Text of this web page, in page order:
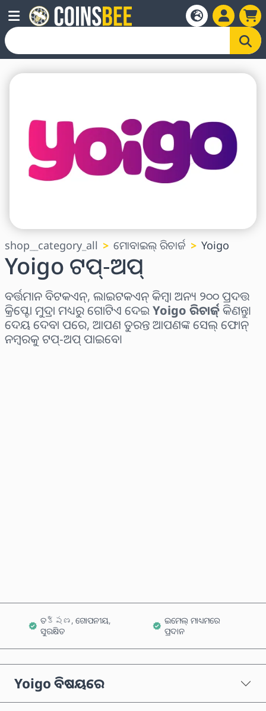
shop__category_all ମୋବାଇଲ୍ ରିଚାର୍ଜ Yoigo
Yoigo ଟପ୍-ଅପ୍
ବର୍ତ୍ତମାନ ବିଟକଏନ୍, ଲାଇଟକଏନ୍ କିମ୍ବା ଅନ୍ୟ ୨୦୦ ପ୍ରଦତ୍ତ
କ୍ରିପ୍ଟୋ ମୁଦ୍ରା ମଧ୍ୟରୁ ଗୋଟିଏ ଦେଇYoigo ରିଚାର୍ଜ୍କିଣନ୍ତୁ।
ଦେୟ ଦେବା ପରେ, ଆପଣ ତୁରନ୍ତ ଆପଣଙ୍କ ସେଲ୍ ଫୋନ୍
ନମ୍ବରକୁ ଟପ୍-ଅପ୍ ପାଇବେ।
ତక్షణ, ଗୋପନୀୟ,
ସୁରକ୍ଷିତ
ଇମେଲ୍ ମାଧ୍ୟମରେ
ପ୍ରଦାନ
Yoigo ବିଷୟରେ